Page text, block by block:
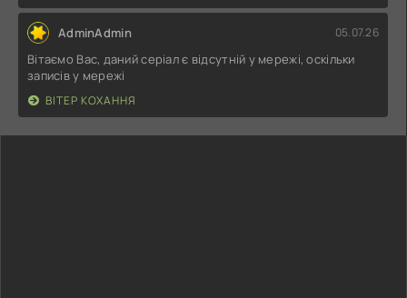
AdminAdmin 05.07.26
Вітаємо Вас, даний серіал є відсутній у мережі, оскільки
записів у мережі
ВІТЕР КОХАННЯ